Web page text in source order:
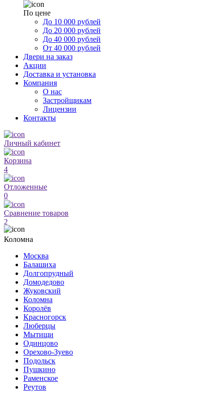
По цене
До 10 000 рублей
До 20 000 рублей
До 40 000 рублей
От 40 000 рублей
Двери на заказ
Акции
Доставка и установка
Компания
О нас
Застройщикам
Лицензии
Контакты
Личный кабинет
Корзина
4
Отложенные
0
Сравнение товаров
2
Коломна
Москва
Балашиха
Долгопрудный
Домодедово
Жуковский
Коломна
Королёв
Красногорск
Люберцы
Мытищи
Одинцово
Орехово-Зуево
Подольск
Пушкино
Раменское
Реутов